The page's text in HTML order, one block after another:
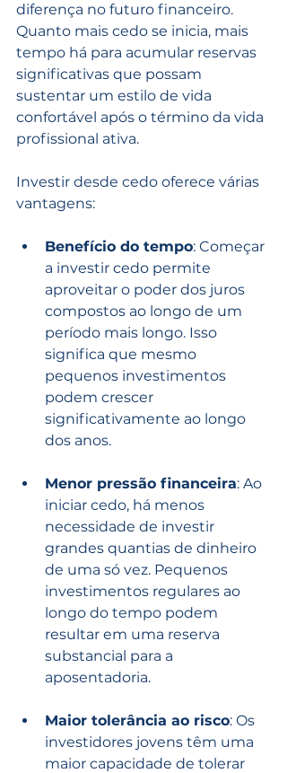
diferença no futuro financeiro.
Quanto mais cedo se inicia, mais
tempo há para acumular reservas
significativas que possam
sustentar um estilo de vida
confortável após o término da vida
profissional ativa.
Investir desde cedo oferece várias
vantagens:
Benefício do tempo: Começar
a investir cedo permite
aproveitar o poder dos juros
compostos ao longo de um
período mais longo. Isso
significa que mesmo
pequenos investimentos
podem crescer
significativamente ao longo
dos anos.
Menor pressão financeira: Ao
iniciar cedo, há menos
necessidade de investir
grandes quantias de dinheiro
de uma só vez. Pequenos
investimentos regulares ao
longo do tempo podem
resultar em uma reserva
substancial para a
aposentadoria.
Maior tolerância ao risco: Os
investidores jovens têm uma
maior capacidade de tolerar